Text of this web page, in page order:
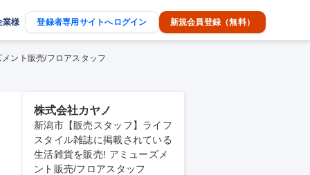
業様 登録者専用サイトへログイン 新規会員登録（無料）
ント販売/フロアスタッフ
株式会社カヤノ
新潟市【販売スタッフ】ライフ
スタイル雑誌に掲載されている
生活雑貨を販売! アミューズメ
ント販売/フロアスタッフ